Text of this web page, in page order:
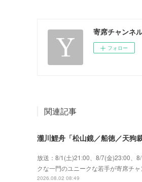
寄席チャンネ
フォロー
関連記事
瀧川鯉舟「松山鏡／船徳／天狗
放送：8/1(土)21:00、8/7(金)23:00、
クな一門のユニークな若手が寄席チ
2026.08.02 08:49